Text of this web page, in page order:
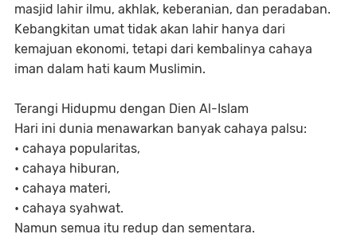
masjid lahir ilmu, akhlak, keberanian, dan peradaban.
Kebangkitan umat tidak akan lahir hanya dari
kemajuan ekonomi, tetapi dari kembalinya cahaya
iman dalam hati kaum Muslimin.
Terangi Hidupmu dengan Dien Al-Islam
Hari ini dunia menawarkan banyak cahaya palsu:
• cahaya popularitas,
• cahaya hiburan,
• cahaya materi,
• cahaya syahwat.
Namun semua itu redup dan sementara.